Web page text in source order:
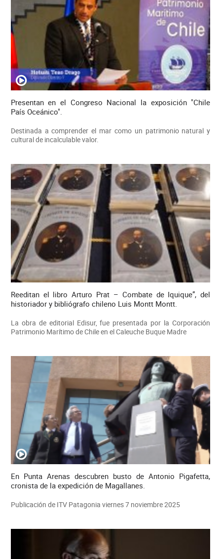
Presentan en el Congreso Nacional la exposición "Chile
País Oceánico".
Destinada a comprender el mar como un patrimonio natural y
cultural de incalculable valor.
Reeditan el libro Arturo Prat – Combate de Iquique”, del
historiador y bibliógrafo chileno Luis Montt Montt.
La obra de editorial Edisur, fue presentada por la Corporación
Patrimonio Marítimo de Chile en el Caleuche Buque Madre
En Punta Arenas descubren busto de Antonio Pigafetta,
cronista de la expedición de Magallanes.
Publicación de ITV Patagonia viernes 7 noviembre 2025